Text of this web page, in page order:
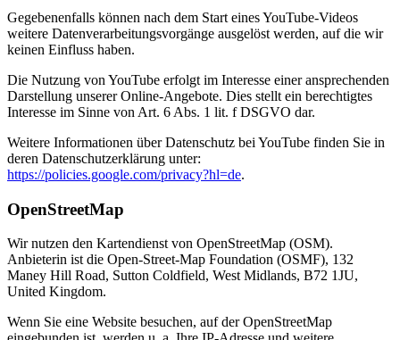
Gegebenenfalls können nach dem Start eines YouTube-Videos
weitere Datenverarbeitungsvorgänge ausgelöst werden, auf die wir
keinen Einfluss haben.
Die Nutzung von YouTube erfolgt im Interesse einer ansprechenden
Darstellung unserer Online-Angebote. Dies stellt ein berechtigtes
Interesse im Sinne von Art. 6 Abs. 1 lit. f DSGVO dar.
Weitere Informationen über Datenschutz bei YouTube finden Sie in
deren Datenschutzerklärung unter:
https://policies.google.com/privacy?hl=de.
OpenStreetMap
Wir nutzen den Kartendienst von OpenStreetMap (OSM).
Anbieterin ist die Open-Street-Map Foundation (OSMF), 132
Maney Hill Road, Sutton Coldfield, West Midlands, B72 1JU,
United Kingdom.
Wenn Sie eine Website besuchen, auf der OpenStreetMap